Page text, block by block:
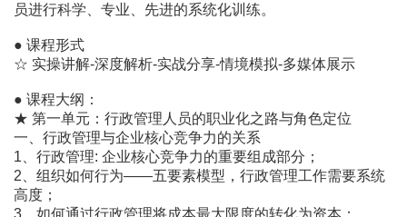
员进行科学、专业、先进的系统化训练。
● 课程形式
☆ 实操讲解-深度解析-实战分享-情境模拟-多媒体展示
● 课程大纲：
★ 第一单元：行政管理人员的职业化之路与角色定位
一、行政管理与企业核心竞争力的关系
1、行政管理: 企业核心竞争力的重要组成部分；
2、组织如何行为――五要素模型，行政管理工作需要系统
高度；
3、如何通过行政管理将成本最大限度的转化为资本；